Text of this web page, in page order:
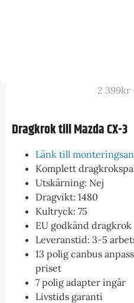
2 399kr
Dragkrok till Mazda CX-3
Länk till
Komplett
Utskärning: Nej
Dragvikt: 1480
Kultryck: 75
EU godkänd dragkrok
Leveranstid: 3-5
13 polig canbus
priset
7 polig adapter ingår
Livstids garanti